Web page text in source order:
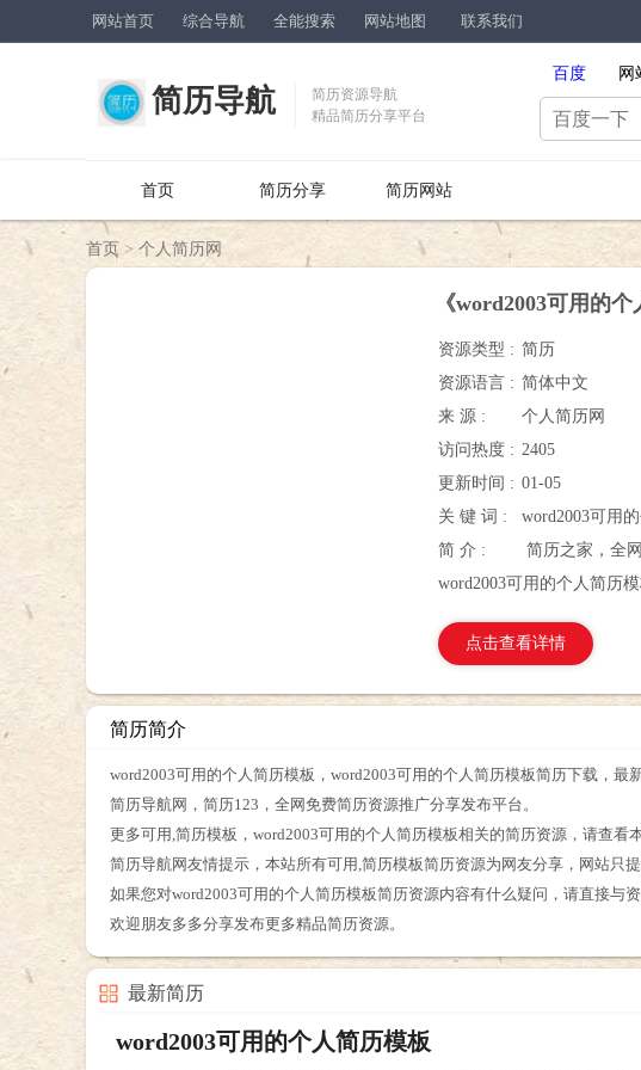
网站首页 综合导航 全能搜索 网站地图 联系我们
简历导航
简历资源导航
精品简历分享平台
百度 网
首页 简历分享 简历网站
首页 > 个人简历网
《word2003可用的个
资源类型 : 简历
资源语言 : 简体中文
来 源 :
个人简历网
访问热度 : 2405
更新时间 : 01-05
关 键 词 :
word2003可用
简 介 :
简历之家，全
word2003可用的个人简历
点击查看详情
简历简介
word2003可用的个人简历模板，word2003可用的个人简历模板简历下载，
简历导航网，简历123，全网免费简历资源推广分享发布平台。
更多可用,简历模板，word2003可用的个人简历模板相关的简历资源，请查看
简历导航网友情提示，本站所有可用,简历模板简历资源为网友分享，网站只
如果您对word2003可用的个人简历模板简历资源内容有什么疑问，请直接与资
欢迎朋友多多分享发布更多精品简历资源。
最新简历
word2003可用的个人简历模板